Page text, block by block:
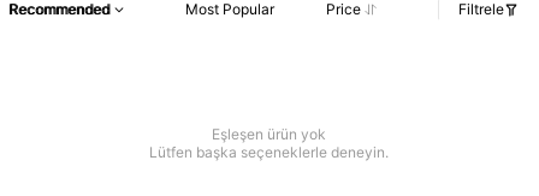
Recommended Most Popular Price Filtrele
Eşleşen ürün yok
Lütfen başka seçeneklerle deneyin.